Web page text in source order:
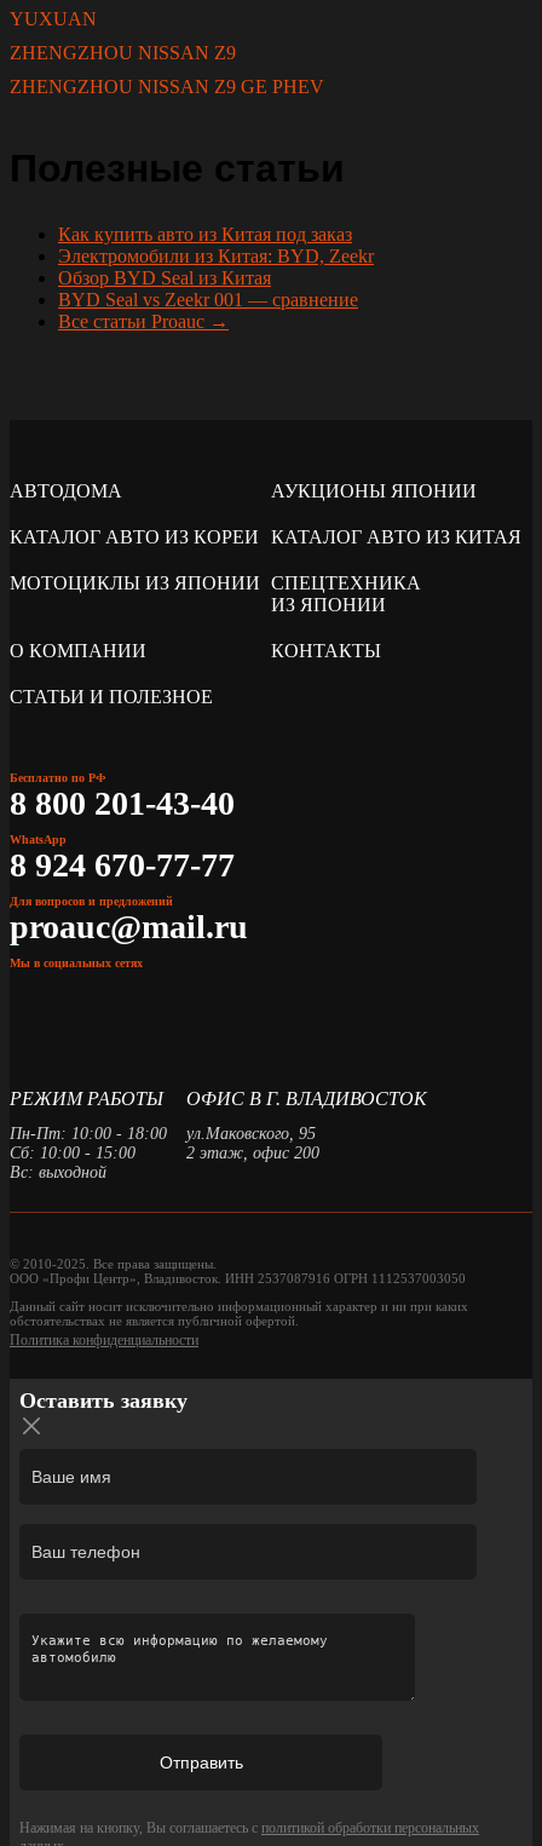
YUXUAN
ZHENGZHOU NISSAN Z9
ZHENGZHOU NISSAN Z9 GE PHEV
Полезные статьи
Как купить авто из Китая под заказ
Электромобили из Китая: BYD, Zeekr
Обзор BYD Seal из Китая
BYD Seal vs Zeekr 001 — сравнение
Все статьи Proauc →
АВТОДОМА АУКЦИОНЫ ЯПОНИИ
КАТАЛОГ АВТО ИЗ КОРЕИ КАТАЛОГ АВТО ИЗ КИТАЯ
МОТОЦИКЛЫ ИЗ ЯПОНИИ СПЕЦТЕХНИКА
ИЗ ЯПОНИИ
О КОМПАНИИ КОНТАКТЫ
СТАТЬИ И ПОЛЕЗНОЕ
Бесплатно по РФ
8 800 201-43-40
WhatsApp
8 924 670-77-77
Для вопросов и предложений
proauc@mail.ru
Мы в социальных сетях
РЕЖИМ РАБОТЫ
Пн-Пт: 10:00 - 18:00
Сб: 10:00 - 15:00
Вс: выходной
ОФИС В Г. ВЛАДИВОСТОК
ул.Маковского, 95
2 этаж, офис 200
© 2010-2025. Все права защищены.
ООО «Профи Центр», Владивосток. ИНН 2537087916 ОГРН 1112537003050
Данный сайт носит исключительно информационный характер и ни при каких
обстоятельствах не является публичной офертой.
Политика конфиденциальности
Оставить заявку
Нажимая на кнопку, Вы соглашаетесь с политикой обработки персональных